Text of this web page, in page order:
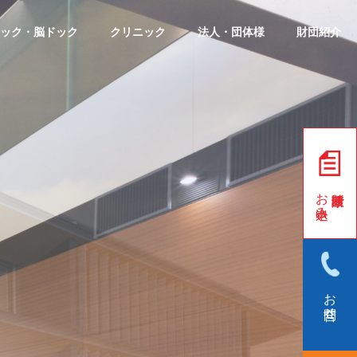
ク・脳ドック クリニック 法人・団体様 財団紹介
お申込み
お問合せ